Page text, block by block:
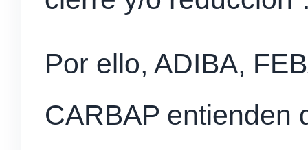
Por ello, ADIBA,
CARBAP entienden